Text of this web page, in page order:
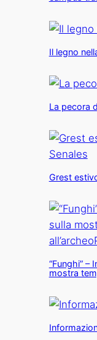
Il legno
La pecora
Grest
“Funghi” –
mostra